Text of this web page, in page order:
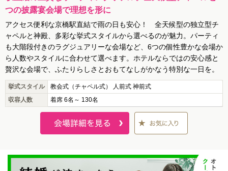
つの披露宴会場で理想を形に
アクセス便利な京橋駅直結で雨の日も安心！ 全天候型の独立型チ
ャペルと神殿、多彩な挙式スタイルから選べるのが魅力。パーティ
も大階段付きのラグジュアリーな会場など、6つの個性豊かな会場か
ら人数やスタイルに合わせて選べます。ホテルならではの安心感と
贅沢な会場で、ふたりらしさとおもてなしがかなう特別な一日を。
挙式スタイル
教会式（チャペル式） 人前式 神前式
収容人数
着席 6名～ 130名